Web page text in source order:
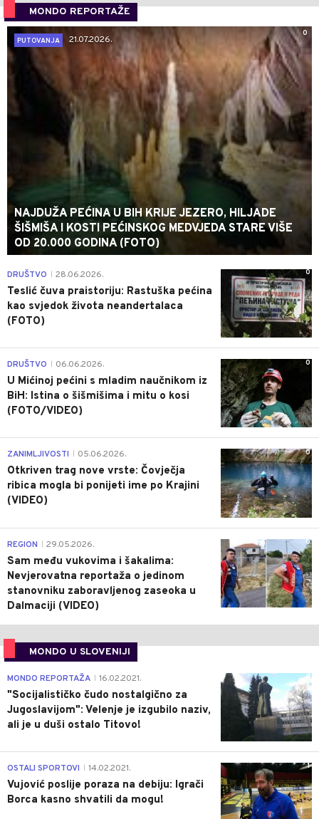
MONDO REPORTAŽE
0
PUTOVANJA
21.07.2026.
NAJDUŽA PEĆINA U BIH KRIJE JEZERO, HILJADE
ŠIŠMIŠA I KOSTI PEĆINSKOG MEDVJEDA STARE VIŠE
OD 20.000 GODINA (FOTO)
0
DRUŠTVO 28.06.2026.
Teslić čuva praistoriju: Rastuška pećina
kao svjedok života neandertalaca
(FOTO)
0
DRUŠTVO 06.06.2026.
U Mićinoj pećini s mladim naučnikom iz
BiH: Istina o šišmišima i mitu o kosi
(FOTO/VIDEO)
0
ZANIMLJIVOSTI 05.06.2026.
Otkriven trag nove vrste: Čovječja
ribica mogla bi ponijeti ime po Krajini
(VIDEO)
0
REGION 29.05.2026.
Sam među vukovima i šakalima:
Nevjerovatna reportaža o jedinom
stanovniku zaboravljenog zaseoka u
Dalmaciji (VIDEO)
MONDO U SLOVENIJI
4
MONDO REPORTAŽA 16.02.2021.
"Socijalističko čudo nostalgično za
Jugoslavijom": Velenje je izgubilo naziv,
ali je u duši ostalo Titovo!
1
OSTALI SPORTOVI 14.02.2021.
Vujović poslije poraza na debiju: Igrači
Borca kasno shvatili da mogu!